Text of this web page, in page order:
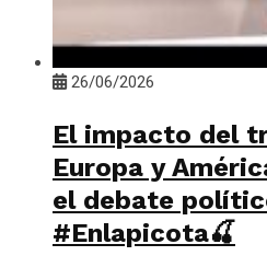
26/06/2026
El impacto del
Europa y
el debate
#Enlapicota🍒